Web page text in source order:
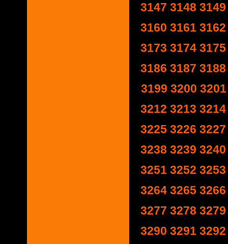
3147 3148 3149
3160 3161 3162
3173 3174 3175
3186 3187 3188
3199 3200 3201
3212 3213 3214
3225 3226 3227
3238 3239 3240
3251 3252 3253
3264 3265 3266
3277 3278 3279
3290 3291 3292